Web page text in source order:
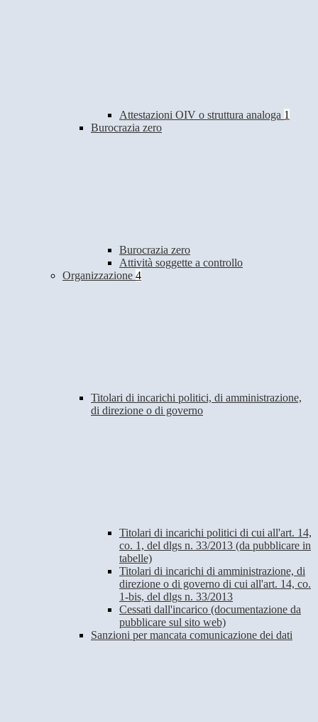
Attestazioni OIV o struttura analoga 1
Burocrazia zero
Burocrazia zero
Attività soggette a controllo
Organizzazione 4
Titolari di incarichi politici, di amministrazione,
di direzione o di governo
Titolari di incarichi politici di cui all'art. 14,
co. 1, del dlgs n. 33/2013 (da pubblicare in
tabelle)
Titolari di incarichi di amministrazione, di
direzione o di governo di cui all'art. 14, co.
1-bis, del dlgs n. 33/2013
Cessati dall'incarico (documentazione da
pubblicare sul sito web)
Sanzioni per mancata comunicazione dei dati